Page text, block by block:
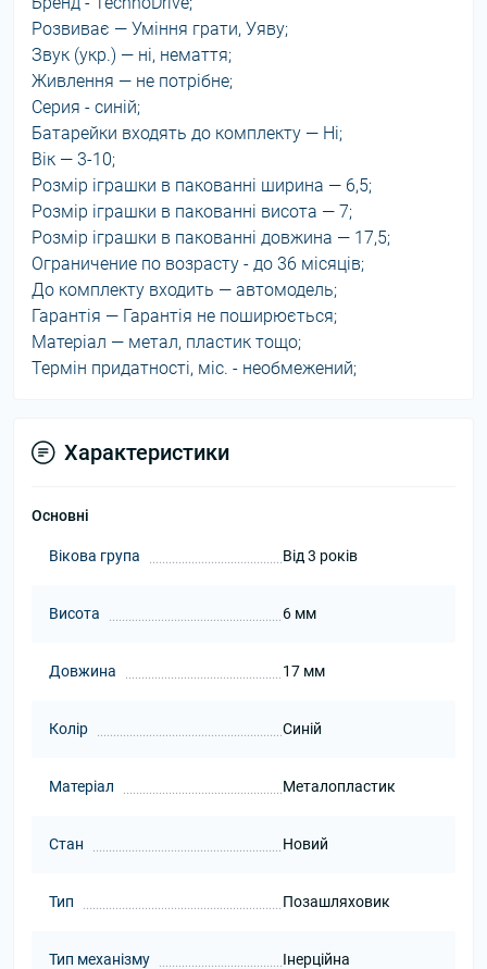
Розвиває — Уміння грати, Уяву;
Звук (укр.) — ні, немаття;
Живлення — не потрібне;
Серия - синій;
Батарейки входять до комплекту — Ні;
Вік — 3-10;
Розмір іграшки в пакованні ширина — 6,5;
Розмір іграшки в пакованні висота — 7;
Розмір іграшки в пакованні довжина — 17,5;
Ограничение по возрасту - до 36 місяців;
До комплекту входить — автомодель;
Гарантія — Гарантія не поширюється;
Матеріал — метал, пластик тощо;
Термін придатності, міс. - необмежений;
Характеристики
Основні
Вікова група Від 3 років
Висота 6 мм
Довжина 17 мм
Колір Синій
Матеріал Металопластик
Стан Новий
Тип Позашляховик
Тип механізму Інерційна